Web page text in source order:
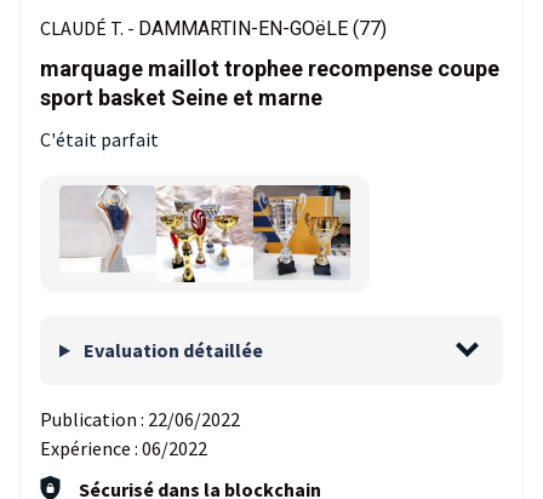
CLAUDÉ T. - DAMMARTIN-EN-GOëLE (77)
marquage maillot trophee recompense coupe
sport basket Seine et marne
C'était parfait
Evaluation détaillée
Publication : 22/06/2022
Expérience : 06/2022
Sécurisé dans la blockchain